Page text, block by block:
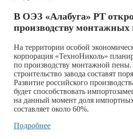
В ОЭЗ «Алабуга» РТ
производству монтажных
На территории особой
корпорация «ТехноНиколь»
по производству монтажной
строительство завода составят
Развитие российского
будет способствовать
на данный момент доля
составляет около 60%.
Подробнее